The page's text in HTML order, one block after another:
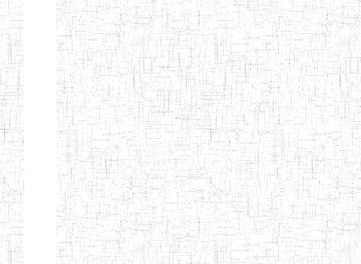
Afficher Page 9 sur 13 Total: 307
ECOLE DE
FORMATION
DES
INSTITUTEURS
ST ANDRE
30/11/2004 ENIEG
ENIEG PRIVEE
LAIQUE
PEKEKUE
04/06/2015 ENIEG